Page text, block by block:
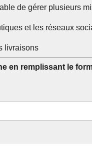
de gérer plusieurs
et les réseaux
livraisons
en remplissant le